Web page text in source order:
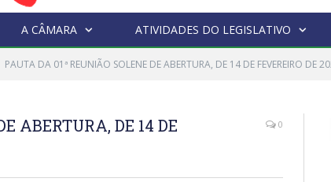
A CÂMARA ATIVIDADES DO LEGISLATIVO
PAUTA DA 01ª REUNIÃO SOLENE DE ABERTURA, DE 14 DE FEVEREIRO DE
ABERTURA, DE 14 DE
0